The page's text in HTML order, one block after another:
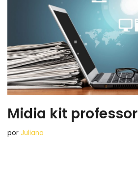
Midia kit professor
por Juliana